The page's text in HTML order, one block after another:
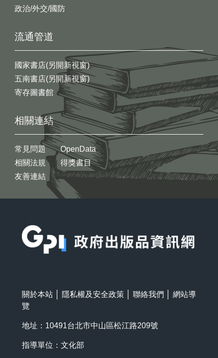
政治/外交/國防
流通管道
國家書店(另開新視窗)
五南書店(另開新視窗)
寄存圖書館
相關連結
常見問題
相關法規
友善連結
OpenData
得獎書目
關於本站 隱私權及安全政策 聯絡我們
網站導
覽
地址：10491台北市中山區松江路209號
指導單位：文化部